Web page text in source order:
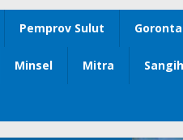
Pemprov Sulut
Minsel Mitra